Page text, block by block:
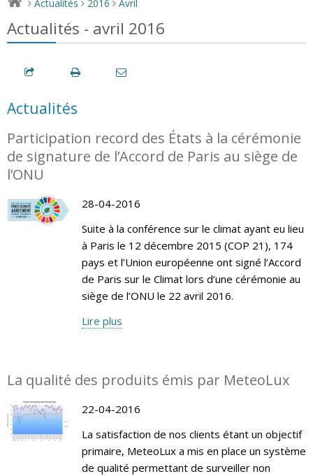
> Actualités > 2016 > Avril
Actualités - avril 2016
Actualités
Participation record des États à la cérémonie
de signature de l’Accord de Paris au siège de
l’ONU
28-04-2016
Suite à la conférence sur le climat ayant eu lieu
à Paris le 12 décembre 2015 (COP 21), 174
pays et l’Union européenne ont signé l’Accord
de Paris sur le Climat lors d’une cérémonie au
siège de l’ONU le 22 avril 2016.
Lire plus
La qualité des produits émis par MeteoLux
22-04-2016
La satisfaction de nos clients étant un objectif
primaire, MeteoLux a mis en place un système
de qualité permettant de surveiller non